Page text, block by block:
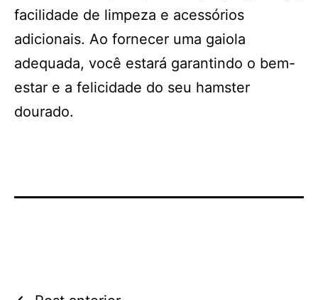
facilidade de limpeza e acessórios
adicionais. Ao fornecer uma gaiola
adequada, você estará garantindo o bem-
estar e a felicidade do seu hamster
dourado.